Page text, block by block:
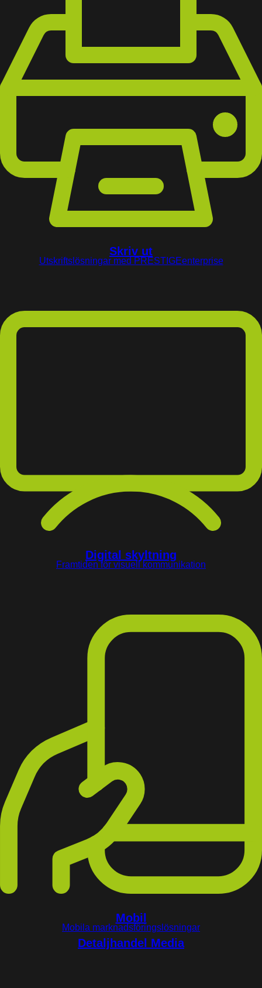
Skriv ut
Utskriftslösningar med PRESTIGEenterprise
Digital skyltning
Framtiden för visuell kommunikation
Mobil
Mobila marknadsföringslösningar
Detaljhandel Media